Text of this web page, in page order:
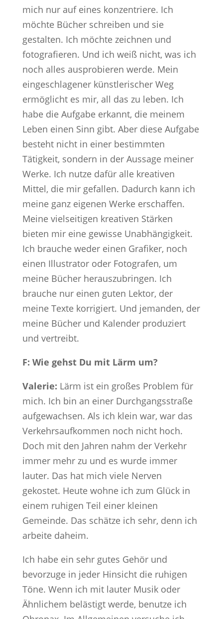
mich nur auf eines konzentriere. Ich
möchte Bücher schreiben und sie
gestalten. Ich möchte zeichnen und
fotografieren. Und ich weiß nicht, was ich
noch alles ausprobieren werde. Mein
eingeschlagener künstlerischer Weg
ermöglicht es mir, all das zu leben. Ich
habe die Aufgabe erkannt, die meinem
Leben einen Sinn gibt. Aber diese Aufgabe
besteht nicht in einer bestimmten
Tätigkeit, sondern in der Aussage meiner
Werke. Ich nutze dafür alle kreativen
Mittel, die mir gefallen. Dadurch kann ich
meine ganz eigenen Werke erschaffen.
Meine vielseitigen kreativen Stärken
bieten mir eine gewisse Unabhängigkeit.
Ich brauche weder einen Grafiker, noch
einen Illustrator oder Fotografen, um
meine Bücher herauszubringen. Ich
brauche nur einen guten Lektor, der
meine Texte korrigiert. Und jemanden, der
meine Bücher und Kalender produziert
und vertreibt.
F: Wie gehst Du mit Lärm um?
Valerie: Lärm ist ein großes Problem für
mich. Ich bin an einer Durchgangsstraße
aufgewachsen. Als ich klein war, war das
Verkehrsaufkommen noch nicht hoch.
Doch mit den Jahren nahm der Verkehr
immer mehr zu und es wurde immer
lauter. Das hat mich viele Nerven
gekostet. Heute wohne ich zum Glück in
einem ruhigen Teil einer kleinen
Gemeinde. Das schätze ich sehr, denn ich
arbeite daheim.
Ich habe ein sehr gutes Gehör und
bevorzuge in jeder Hinsicht die ruhigen
Töne. Wenn ich mit lauter Musik oder
Ähnlichem belästigt werde, benutze ich